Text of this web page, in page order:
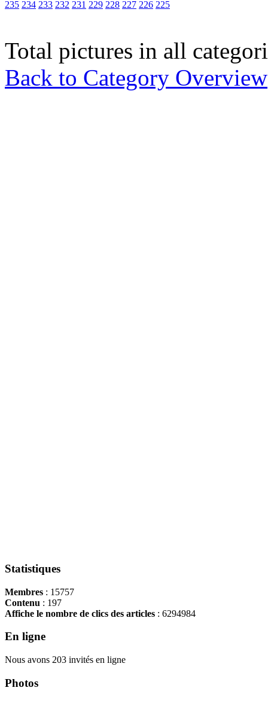
235 234 233 232 231 229 228 227 226 225
Total pictures in all
Back to Category Overview
Statistiques
Membres : 15757
Contenu : 197
Affiche le nombre de clics des articles : 6294984
En ligne
Nous avons 203 invités en ligne
Photos